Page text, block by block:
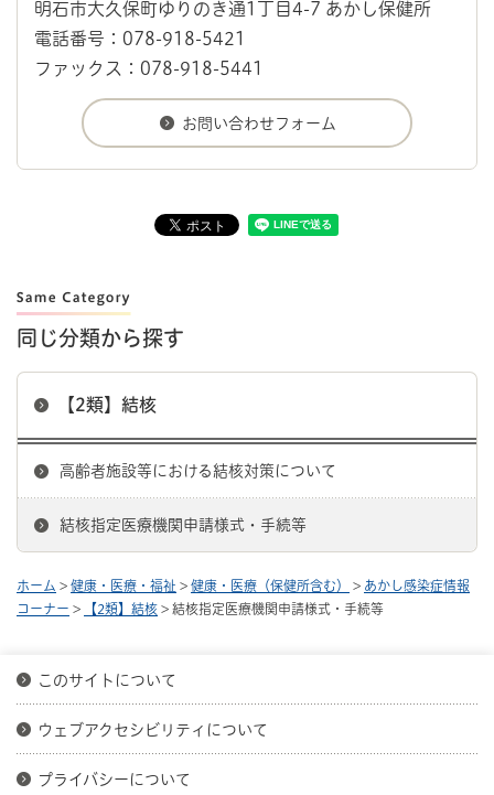
明石市大久保町ゆりのき通1丁目4-7 あかし保健所
電話番号：078-918-5421
ファックス：078-918-5441
同じ分類から探す
【2類】結核
高齢者施設等における結核対策について
結核指定医療機関申請様式・手続等
ホーム > 健康・医療・福祉 > 健康・医療（保健所含む） > あかし感染症情報
コーナー > 【2類】結核 > 結核指定医療機関申請様式・手続等
このサイトについて
ウェブアクセシビリティについて
プライバシーについて